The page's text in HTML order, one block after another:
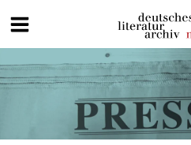
Deutsches
Literaturarchiv
Marbach